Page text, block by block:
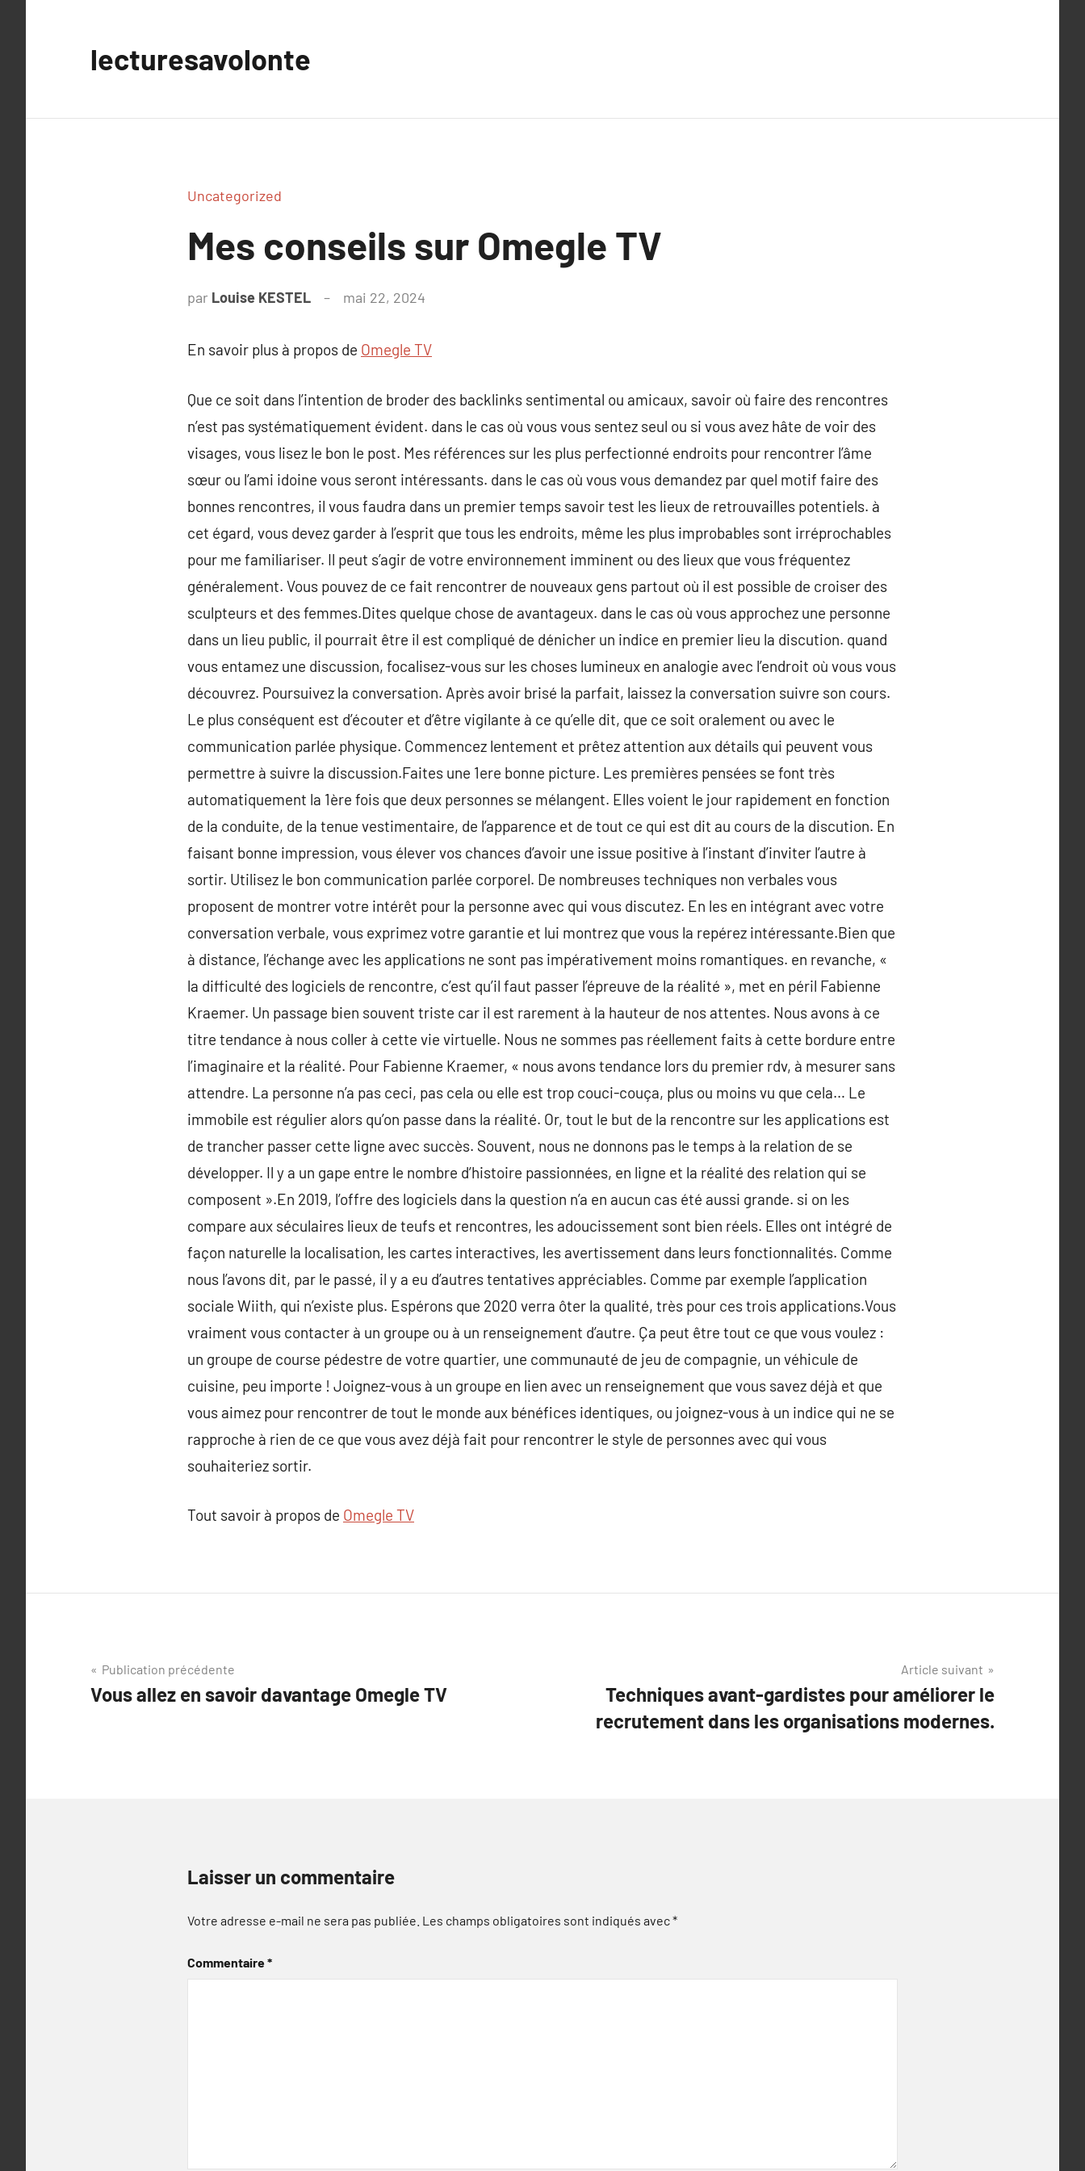
lecturesavolonte
Uncategorized
Mes conseils sur Omegle TV
par Louise KESTEL mai 22, 2024
En savoir plus à propos de Omegle TV
Que ce soit dans l’intention de broder des backlinks sentimental ou amicaux, savoir où faire des rencontres
n’est pas systématiquement évident. dans le cas où vous vous sentez seul ou si vous avez hâte de voir des
visages, vous lisez le bon le post. Mes références sur les plus perfectionné endroits pour rencontrer l’âme
sœur ou l’ami idoine vous seront intéressants. dans le cas où vous vous demandez par quel motif faire des
bonnes rencontres, il vous faudra dans un premier temps savoir test les lieux de retrouvailles potentiels. à
cet égard, vous devez garder à l’esprit que tous les endroits, même les plus improbables sont irréprochables
pour me familiariser. Il peut s’agir de votre environnement imminent ou des lieux que vous fréquentez
généralement. Vous pouvez de ce fait rencontrer de nouveaux gens partout où il est possible de croiser des
sculpteurs et des femmes.Dites quelque chose de avantageux. dans le cas où vous approchez une personne
dans un lieu public, il pourrait être il est compliqué de dénicher un indice en premier lieu la discution. quand
vous entamez une discussion, focalisez-vous sur les choses lumineux en analogie avec l’endroit où vous vous
découvrez. Poursuivez la conversation. Après avoir brisé la parfait, laissez la conversation suivre son cours.
Le plus conséquent est d’écouter et d’être vigilante à ce qu’elle dit, que ce soit oralement ou avec le
communication parlée physique. Commencez lentement et prêtez attention aux détails qui peuvent vous
permettre à suivre la discussion.Faites une 1ere bonne picture. Les premières pensées se font très
automatiquement la 1ère fois que deux personnes se mélangent. Elles voient le jour rapidement en fonction
de la conduite, de la tenue vestimentaire, de l’apparence et de tout ce qui est dit au cours de la discution. En
faisant bonne impression, vous élever vos chances d’avoir une issue positive à l’instant d’inviter l’autre à
sortir. Utilisez le bon communication parlée corporel. De nombreuses techniques non verbales vous
proposent de montrer votre intérêt pour la personne avec qui vous discutez. En les en intégrant avec votre
conversation verbale, vous exprimez votre garantie et lui montrez que vous la repérez intéressante.Bien que
à distance, l’échange avec les applications ne sont pas impérativement moins romantiques. en revanche, «
la difficulté des logiciels de rencontre, c’est qu’il faut passer l’épreuve de la réalité », met en péril Fabienne
Kraemer. Un passage bien souvent triste car il est rarement à la hauteur de nos attentes. Nous avons à ce
titre tendance à nous coller à cette vie virtuelle. Nous ne sommes pas réellement faits à cette bordure entre
l’imaginaire et la réalité. Pour Fabienne Kraemer, « nous avons tendance lors du premier rdv, à mesurer sans
attendre. La personne n’a pas ceci, pas cela ou elle est trop couci-couça, plus ou moins vu que cela… Le
immobile est régulier alors qu’on passe dans la réalité. Or, tout le but de la rencontre sur les applications est
de trancher passer cette ligne avec succès. Souvent, nous ne donnons pas le temps à la relation de se
développer. Il y a un gape entre le nombre d’histoire passionnées, en ligne et la réalité des relation qui se
composent ».En 2019, l’offre des logiciels dans la question n’a en aucun cas été aussi grande. si on les
compare aux séculaires lieux de teufs et rencontres, les adoucissement sont bien réels. Elles ont intégré de
façon naturelle la localisation, les cartes interactives, les avertissement dans leurs fonctionnalités. Comme
nous l’avons dit, par le passé, il y a eu d’autres tentatives appréciables. Comme par exemple l’application
sociale Wiith, qui n’existe plus. Espérons que 2020 verra ôter la qualité, très pour ces trois applications.Vous
vraiment vous contacter à un groupe ou à un renseignement d’autre. Ça peut être tout ce que vous voulez :
un groupe de course pédestre de votre quartier, une communauté de jeu de compagnie, un véhicule de
cuisine, peu importe ! Joignez-vous à un groupe en lien avec un renseignement que vous savez déjà et que
vous aimez pour rencontrer de tout le monde aux bénéfices identiques, ou joignez-vous à un indice qui ne se
rapproche à rien de ce que vous avez déjà fait pour rencontrer le style de personnes avec qui vous
souhaiteriez sortir.
Tout savoir à propos de Omegle TV
Navigation
de
Publication précédente
Vous allez en savoir davantage Omegle TV
Article suivant
Techniques avant-gardistes pour améliorer le
recrutement dans les organisations modernes.
Laisser un commentaire
Votre adresse e-mail ne sera pas publiée. Les champs obligatoires sont indiqués avec*
Commentaire*